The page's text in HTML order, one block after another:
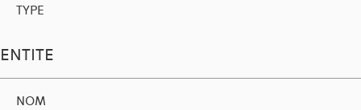
TYPE
ENTITE
NOM